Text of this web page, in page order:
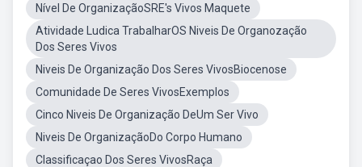
Nível De OrganizaçãoSRE's Vivos Maquete
Atividade Ludica TrabalharOS Niveis De Organozação
Dos Seres Vivos
Niveis De Organização Dos Seres VivosBiocenose
Comunidade De Seres VivosExemplos
Cinco Niveis De Organização DeUm Ser Vivo
Niveis De OrganizaçãoDo Corpo Humano
Classificaçao Dos Seres VivosRaça